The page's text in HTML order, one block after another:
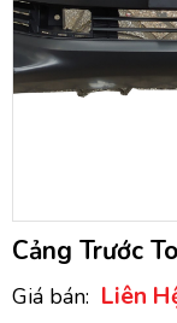
Cảng Trước
Giá bán: Liên